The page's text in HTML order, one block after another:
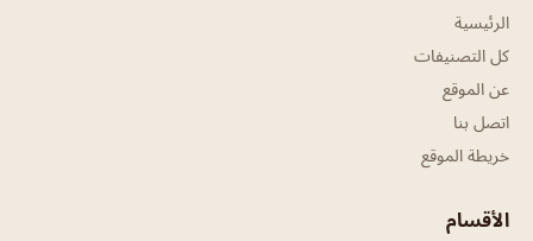
الرئيسية
كل التصنيفات
عن الموقع
اتصل بنا
خريطة الموقع
الأقسام